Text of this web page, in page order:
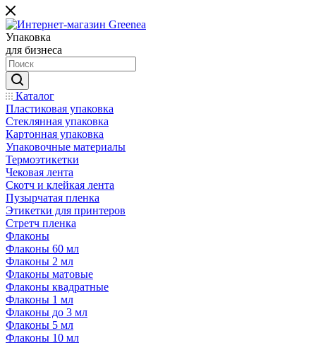
Упаковка
для бизнеса
Каталог
Пластиковая упаковка
Стеклянная упаковка
Картонная упаковка
Упаковочные материалы
Термоэтикетки
Чековая лента
Скотч и клейкая лента
Пузырчатая пленка
Этикетки для принтеров
Стретч пленка
Флаконы
Флаконы 60 мл
Флаконы 2 мл
Флаконы матовые
Флаконы квадратные
Флаконы 1 мл
Флаконы до 3 мл
Флаконы 5 мл
Флаконы 10 мл